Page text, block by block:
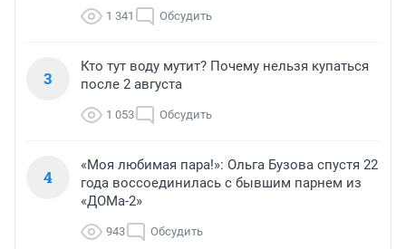
1 341 Обсудить
3
Кто тут воду мутит? Почему нельзя купаться
после 2 августа
1 053 Обсудить
4
«Моя любимая пара!»: Ольга Бузова спустя 22
года воссоединилась с бывшим парнем из
«ДОМа-2»
943 Обсудить